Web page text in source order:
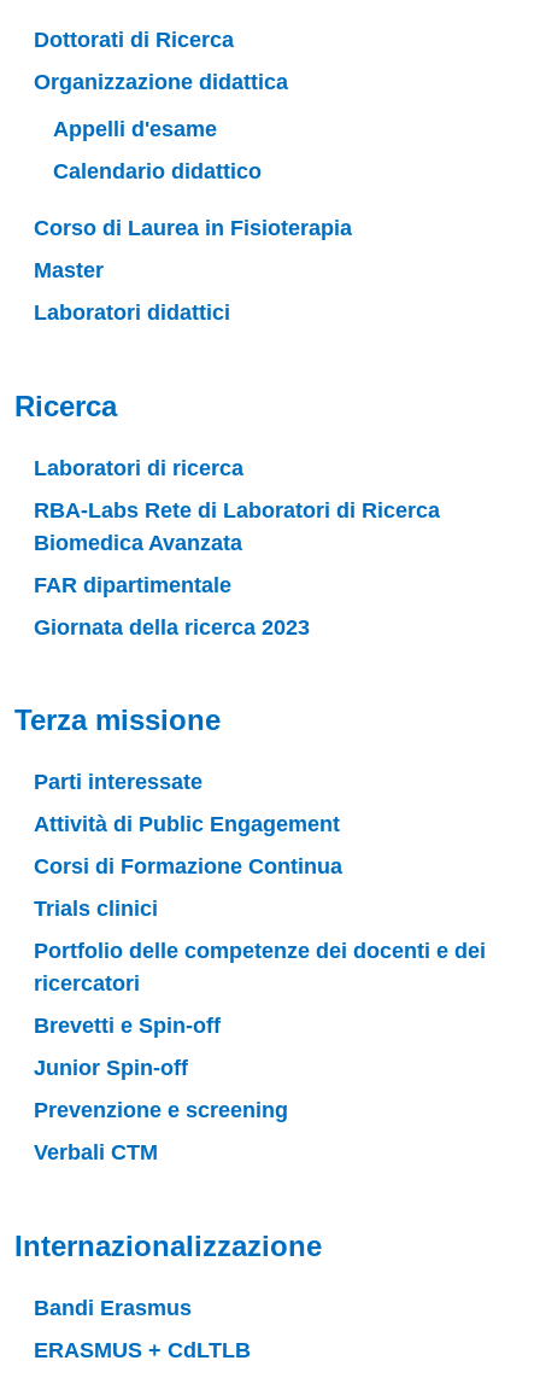
Dottorati di Ricerca
Organizzazione didattica
Appelli d'esame
Calendario didattico
Corso di Laurea in Fisioterapia
Master
Laboratori didattici
Ricerca
Laboratori di ricerca
RBA-Labs Rete di Laboratori di Ricerca
Biomedica Avanzata
FAR dipartimentale
Giornata della ricerca 2023
Terza missione
Parti interessate
Attività di Public Engagement
Corsi di Formazione Continua
Trials clinici
Portfolio delle competenze dei docenti e dei
ricercatori
Brevetti e Spin-off
Junior Spin-off
Prevenzione e screening
Verbali CTM
Internazionalizzazione
Bandi Erasmus
ERASMUS + CdLTLB